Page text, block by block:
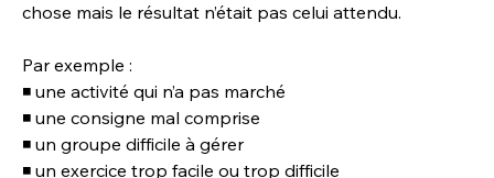
chose mais le résultat n’était pas celui attendu.
Par exemple :
◾ une activité qui n’a pas marché
◾ une consigne mal comprise
◾ un groupe difficile à gérer
◾ un exercice trop facile ou trop difficile